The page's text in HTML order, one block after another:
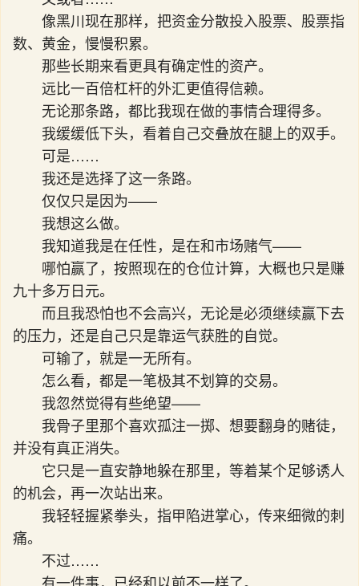
像黑川现在那样，把资金分散投入股票、股票指
数、黄金，慢慢积累。
那些长期来看更具有确定性的资产。
远比一百倍杠杆的外汇更值得信赖。
无论那条路，都比我现在做的事情合理得多。
我缓缓低下头，看着自己交叠放在腿上的双手。
可是……
我还是选择了这一条路。
仅仅只是因为——
我想这么做。
我知道我是在任性，是在和市场赌气——
哪怕赢了，按照现在的仓位计算，大概也只是赚
九十多万日元。
而且我恐怕也不会高兴，无论是必须继续赢下去
的压力，还是自己只是靠运气获胜的自觉。
可输了，就是一无所有。
怎么看，都是一笔极其不划算的交易。
我忽然觉得有些绝望——
我骨子里那个喜欢孤注一掷、想要翻身的赌徒，
并没有真正消失。
它只是一直安静地躲在那里，等着某个足够诱人
的机会，再一次站出来。
我轻轻握紧拳头，指甲陷进掌心，传来细微的刺
痛。
不过……